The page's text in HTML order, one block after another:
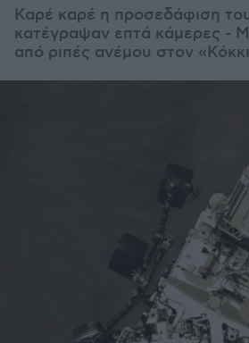
Καρέ καρέ η προσεδάφιση
κατέγραψαν επτά κάμερες -
από ριπές ανέμου στον